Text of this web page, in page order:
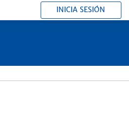
INICIA SESIÓN